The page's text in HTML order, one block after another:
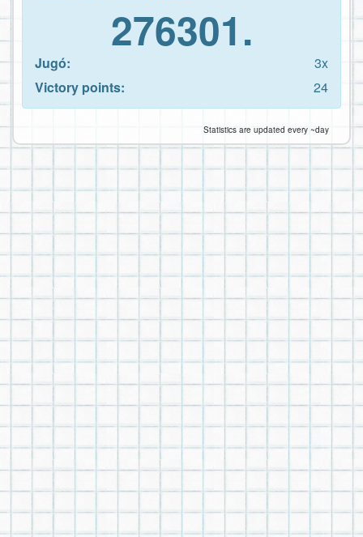
276301.
Jugó:
3x
Victory points:
24
Statistics are updated every ~day